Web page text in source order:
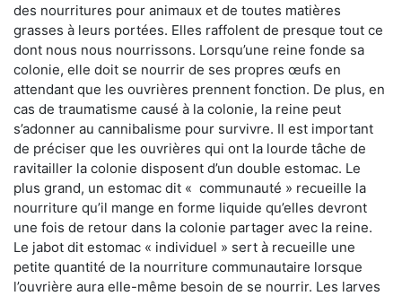
des nourritures pour animaux et de toutes matières
grasses à leurs portées. Elles raffolent de presque tout ce
dont nous nous nourrissons. Lorsqu’une reine fonde sa
colonie, elle doit se nourrir de ses propres œufs en
attendant que les ouvrières prennent fonction. De plus, en
cas de traumatisme causé à la colonie, la reine peut
s’adonner au cannibalisme pour survivre. Il est important
de préciser que les ouvrières qui ont la lourde tâche de
ravitailler la colonie disposent d’un double estomac. Le
plus grand, un estomac dit « communauté » recueille la
nourriture qu’il mange en forme liquide qu’elles devront
une fois de retour dans la colonie partager avec la reine.
Le jabot dit estomac « individuel » sert à recueille une
petite quantité de la nourriture communautaire lorsque
l’ouvrière aura elle-même besoin de se nourrir. Les larves